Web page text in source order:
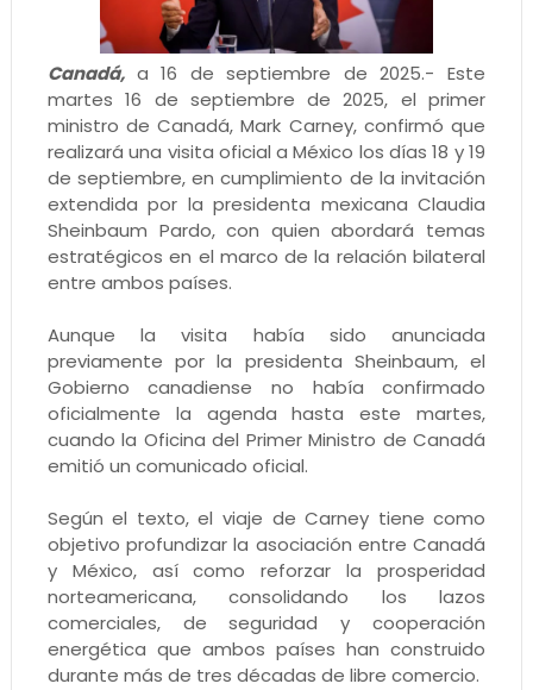
Canadá, a 16 de septiembre de 2025.- Este
martes 16 de septiembre de 2025, el primer
ministro de Canadá, Mark Carney, confirmó que
realizará una visita oficial a México los días 18 y 19
de septiembre, en cumplimiento de la invitación
extendida por la presidenta mexicana Claudia
Sheinbaum Pardo, con quien abordará temas
estratégicos en el marco de la relación bilateral
entre ambos países.
Aunque la visita había sido anunciada
previamente por la presidenta Sheinbaum, el
Gobierno canadiense no había confirmado
oficialmente la agenda hasta este martes,
cuando la Oficina del Primer Ministro de Canadá
emitió un comunicado oficial.
Según el texto, el viaje de Carney tiene como
objetivo profundizar la asociación entre Canadá
y México, así como reforzar la prosperidad
norteamericana, consolidando los lazos
comerciales, de seguridad y cooperación
energética que ambos países han construido
durante más de tres décadas de libre comercio.